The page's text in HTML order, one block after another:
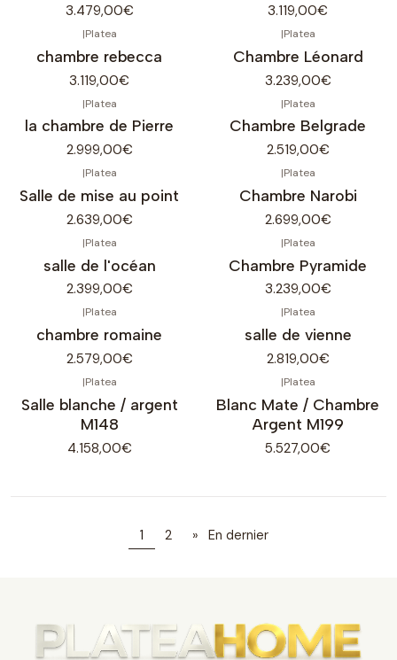
3.479,00€ 3.119,00€
|Platea
chambre rebecca
3.119,00€
|Platea
Chambre Léonard
3.239,00€
|Platea
la chambre de Pierre
2.999,00€
|Platea
Chambre Belgrade
2.519,00€
|Platea
Salle de mise au point
2.639,00€
|Platea
Chambre Narobi
2.699,00€
|Platea
salle de l'océan
2.399,00€
|Platea
Chambre Pyramide
3.239,00€
|Platea
chambre romaine
2.579,00€
|Platea
salle de vienne
2.819,00€
|Platea
Salle blanche / argent
M148
4.158,00€
|Platea
Blanc Mate / Chambre
Argent M199
5.527,00€
1 2 » En dernier